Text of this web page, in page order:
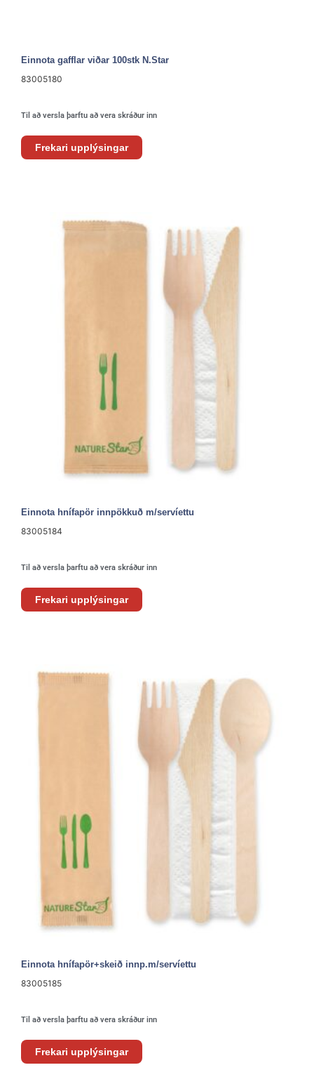
Einnota gafflar viðar 100stk N.Star
83005180
Til að versla þarftu að vera skráður inn
Frekari upplýsingar
Einnota hnífapör innpökkuð m/servíettu
83005184
Til að versla þarftu að vera skráður inn
Frekari upplýsingar
Einnota hnífapör+skeið innp.m/servíettu
83005185
Til að versla þarftu að vera skráður inn
Frekari upplýsingar